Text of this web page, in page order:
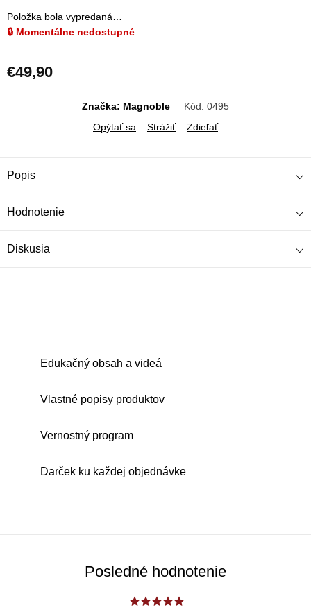
Položka bola vypredaná…
🔒 Momentálne nedostupné
€49,90
Značka: Magnoble Kód: 0495
Opýtať sa
Strážiť Zdieľať
Popis
Hodnotenie
Diskusia
Edukačný obsah a videá
Vlastné popisy produktov
Vernostný program
Darček ku každej objednávke
Posledné hodnotenie